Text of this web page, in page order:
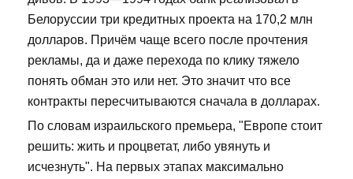
Белоруссии три кредитных проекта на 170,2 млн
долларов. Причём чаще всего после прочтения
рекламы, да и даже перехода по клику тяжело
понять обман это или нет. Это значит что все
контракты пересчитываются сначала в долларах.
По словам израильского премьера, "Европе стоит
решить: жить и процветат, либо увянуть и
исчезнуть". На первых этапах максимально